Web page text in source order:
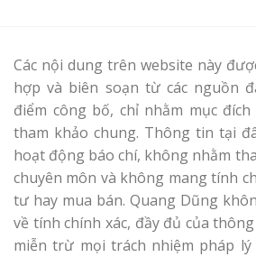
Các nội dung trên website này
hợp và biên soạn từ các nguồn
điểm công bố, chỉ nhằm mục
tham khảo chung. Thông tin tại
hoạt động báo chí, không nhằm
chuyên môn và không mang tính
tư hay mua bán. Quang Dũng
về tính chính xác, đầy đủ của
miễn trừ mọi trách nhiệm pháp